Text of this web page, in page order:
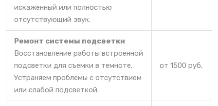
искаженный или полностью
отсутствующий звук.
Ремонт системы подсветки
Восстановление работы встроенной
подсветки для съемки в темноте.
Устраняем проблемы с отсутствием
или слабой подсветкой.
от 1500 руб.